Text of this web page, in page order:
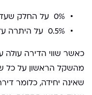
0% על החלק שעד 1,978,745 ₪
0.5% על היתרה עד 2.5 מיליון ₪
מהשקל הראשון על כל
שאינה יחידה, כלומר